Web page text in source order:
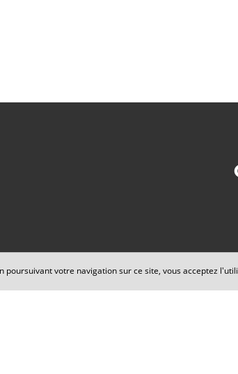
poursuivant votre navigation sur ce site, vous acceptez